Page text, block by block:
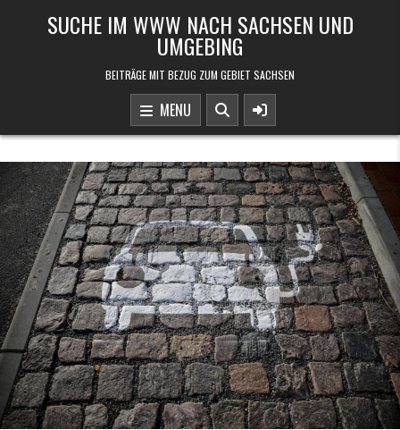
SUCHE IM WWW NACH SACHSEN UND
UMGEBING
BEITRÄGE MIT BEZUG ZUM GEBIET SACHSEN
MENU